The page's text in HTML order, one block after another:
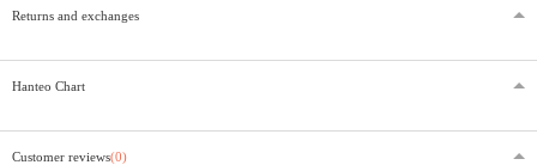
Returns and exchanges
Hanteo Chart
Customer reviews(0)